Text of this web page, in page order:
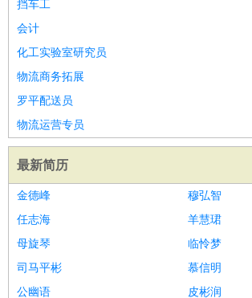
挡车工
会计
化工实验室研究员
物流商务拓展
罗平配送员
物流运营专员
最新简历
金德峰
穆弘智
任志海
羊慧珺
母旋琴
临怜梦
司马平彬
慕信明
公幽语
皮彬润